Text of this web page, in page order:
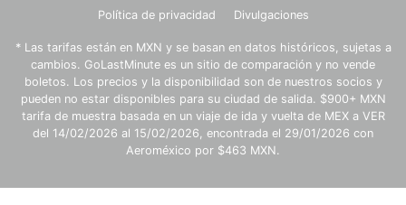
Política de privacidad Divulgaciones
* Las tarifas están en MXN y se basan en datos históricos, sujetas a
cambios. GoLastMinute es un sitio de comparación y no vende
boletos. Los precios y la disponibilidad son de nuestros socios y
pueden no estar disponibles para su ciudad de salida. $900+ MXN
tarifa de muestra basada en un viaje de ida y vuelta de MEX a VER
del 14/02/2026 al 15/02/2026, encontrada el 29/01/2026 con
Aeroméxico por $463 MXN.